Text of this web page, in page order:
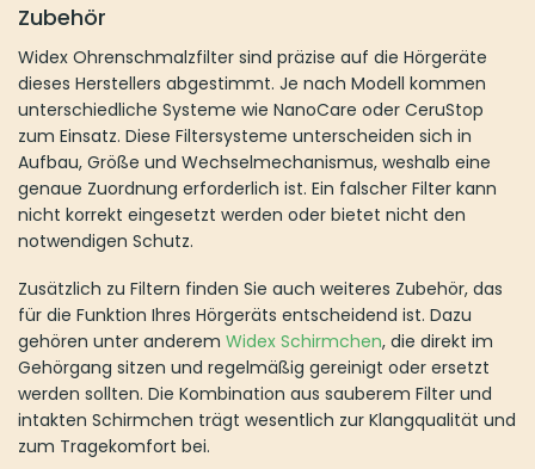
Zubehör
Widex Ohrenschmalzfilter sind präzise auf die Hörgeräte
dieses Herstellers abgestimmt. Je nach Modell kommen
unterschiedliche Systeme wie NanoCare oder CeruStop
zum Einsatz. Diese Filtersysteme unterscheiden sich in
Aufbau, Größe und Wechselmechanismus, weshalb eine
genaue Zuordnung erforderlich ist. Ein falscher Filter kann
nicht korrekt eingesetzt werden oder bietet nicht den
notwendigen Schutz.
Zusätzlich zu Filtern finden Sie auch weiteres Zubehör, das
für die Funktion Ihres Hörgeräts entscheidend ist. Dazu
gehören unter anderem Widex Schirmchen, die direkt im
Gehörgang sitzen und regelmäßig gereinigt oder ersetzt
werden sollten. Die Kombination aus sauberem Filter und
intakten Schirmchen trägt wesentlich zur Klangqualität und
zum Tragekomfort bei.